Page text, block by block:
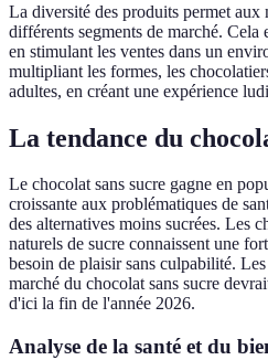
La diversité des produits permet aux
différents segments de marché.
en stimulant les ventes dans un
multipliant les formes, les
adultes, en créant une expérience
La tendance du
Le chocolat sans sucre gagne en
croissante aux problématiques de
des alternatives moins sucrées. Les
naturels de sucre connaissent une
besoin de plaisir sans culpabilité.
marché du chocolat sans sucre
d'ici la fin de l'année 2026.
Analyse de la santé et du